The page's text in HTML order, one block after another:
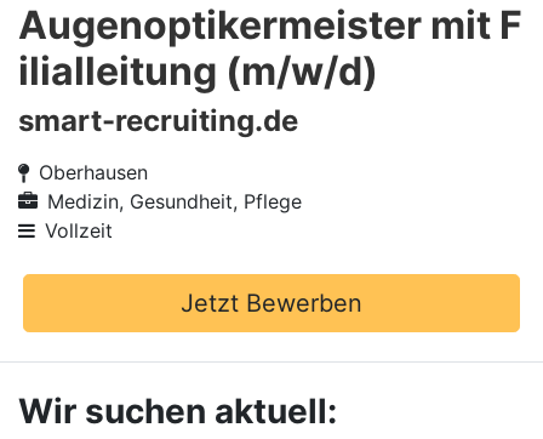
Augenoptikermeister mit F
ilialleitung (m/w/d)
smart-recruiting.de
Oberhausen
Medizin, Gesundheit, Pflege
Vollzeit
Jetzt Bewerben
Wir suchen aktuell: